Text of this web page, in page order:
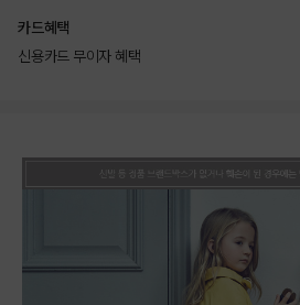
카드혜택
신용카드 무이자 혜택